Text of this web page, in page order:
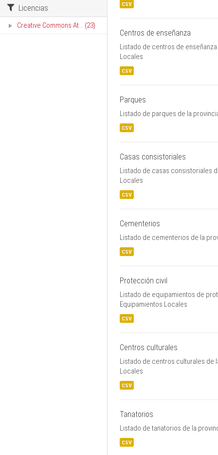
CSV
Centros de enseñanza
Listado de centros de
Locales
CSV
Parques
Listado de parques de la
CSV
Casas consistoriales
Listado de casas consistoriales
Locales
CSV
Cementerios
Listado de cementerios de la
CSV
Protección civil
Listado de equipamientos de
Equipamientos Locales
CSV
Centros culturales
Listado de centros culturales de
Locales
CSV
Tanatorios
Listado de tanatorios de la
CSV
Licencias
Creative Commons At... (23)